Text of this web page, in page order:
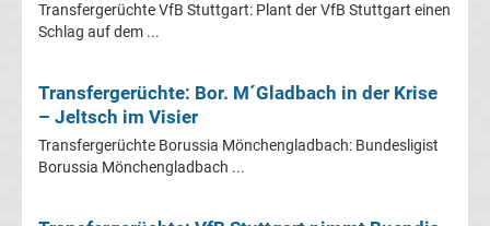
Borussia
Transfergerüchte
Borussia
Transfergerüchte VfB Stuttgart: Plant der VfB Stuttgart einen
Schlag auf dem ...
Transfergerüchte: Bor. M´Gladbach in der Krise
– Jeltsch im Visier
Transfergerüchte Borussia Mönchengladbach: Bundesligist
Borussia Mönchengladbach ...